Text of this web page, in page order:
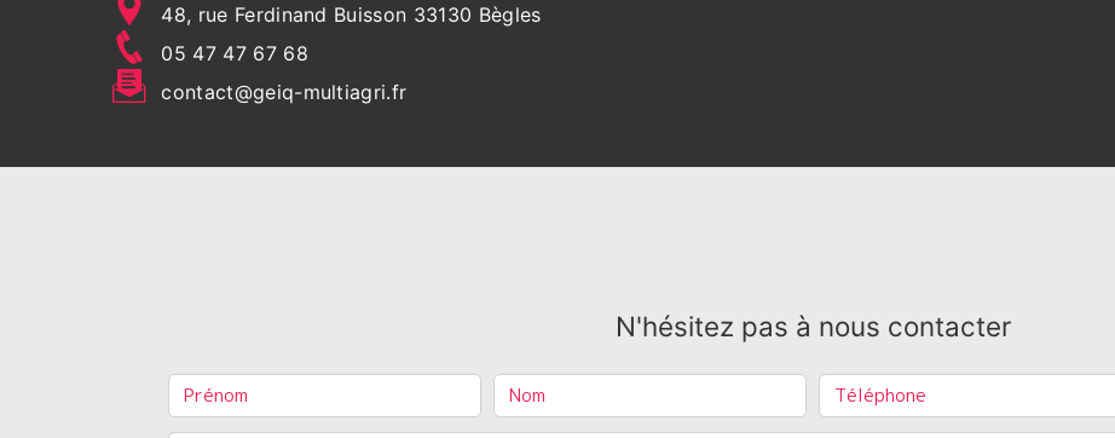
48, rue Ferdinand Buisson 33130 Bègles
05 47 47 67 68
contact@geiq-multiagri.fr
N'hésitez pas à nous contacter